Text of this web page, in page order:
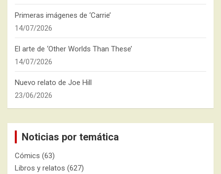
Primeras imágenes de ‘Carrie’
14/07/2026
El arte de ‘Other Worlds Than These’
14/07/2026
Nuevo relato de Joe Hill
23/06/2026
Noticias por temática
Cómics (63)
Libros y relatos (627)